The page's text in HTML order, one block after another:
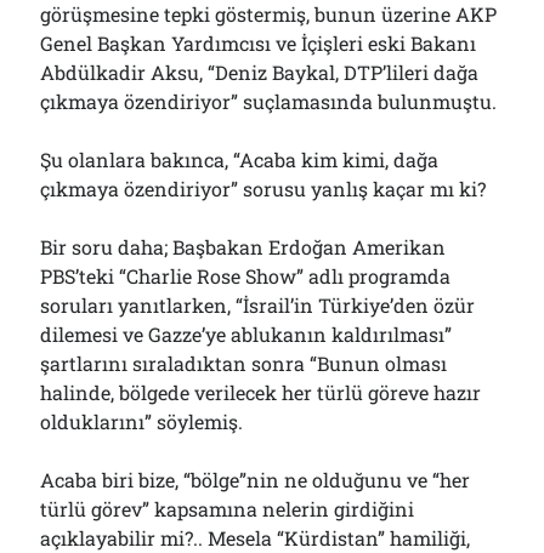
görüşmesine tepki göstermiş, bunun üzerine AKP
Genel Başkan Yardımcısı ve İçişleri eski Bakanı
Abdülkadir Aksu, “Deniz Baykal, DTP’lileri dağa
çıkmaya özendiriyor” suçlamasında bulunmuştu.
Şu olanlara bakınca, “Acaba kim kimi, dağa
çıkmaya özendiriyor” sorusu yanlış kaçar mı ki?
Bir soru daha; Başbakan Erdoğan Amerikan
PBS’teki “Charlie Rose Show” adlı programda
soruları yanıtlarken, “İsrail’in Türkiye’den özür
dilemesi ve Gazze’ye ablukanın kaldırılması”
şartlarını sıraladıktan sonra “Bunun olması
halinde, bölgede verilecek her türlü göreve hazır
olduklarını” söylemiş.
Acaba biri bize, “bölge”nin ne olduğunu ve “her
türlü görev” kapsamına nelerin girdiğini
açıklayabilir mi?.. Mesela “Kürdistan” hamiliği,